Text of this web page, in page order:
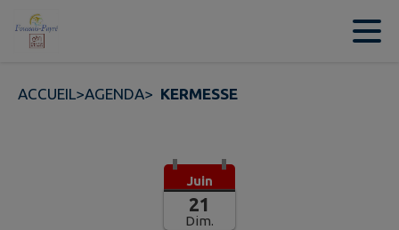
Contenu
ACCUEIL>AGENDA> KERMESSE
Juin
21
Dim.